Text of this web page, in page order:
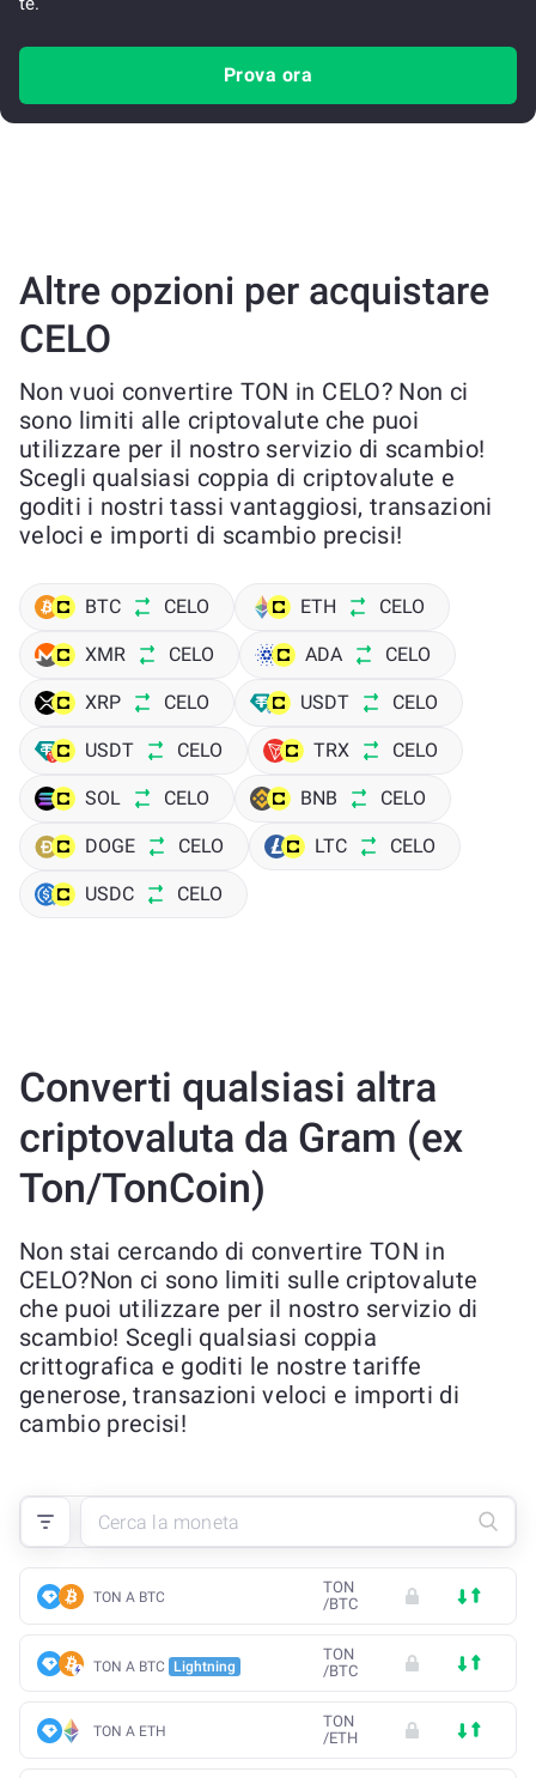
Prova ora
Altre opzioni per acquistare
CELO
Non vuoi convertire TON in CELO? Non ci
sono limiti alle criptovalute che puoi
utilizzare per il nostro servizio di scambio!
Scegli qualsiasi coppia di criptovalute e
goditi i nostri tassi vantaggiosi, transazioni
veloci e importi di scambio precisi!
BTC CELO ETH CELO
XMR CELO ADA CELO
XRP CELO USDT CELO
USDT CELO TRX CELO
SOL CELO BNB CELO
DOGE CELO LTC CELO
USDC CELO
Converti qualsiasi altra
criptovaluta da Gram (ex
Ton/TonCoin)
Non stai cercando di convertire TON in
CELO?Non ci sono limiti sulle criptovalute
che puoi utilizzare per il nostro servizio di
scambio! Scegli qualsiasi coppia
crittografica e goditi le nostre tariffe
generose, transazioni veloci e importi di
cambio precisi!
TON A BTC
TON
/BTC
TON A BTC Lightning
TON
/BTC
TON A ETH
TON
/ETH